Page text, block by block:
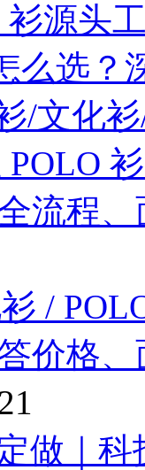
源头
么选？
/文化
POLO
流程
/
价格
做｜